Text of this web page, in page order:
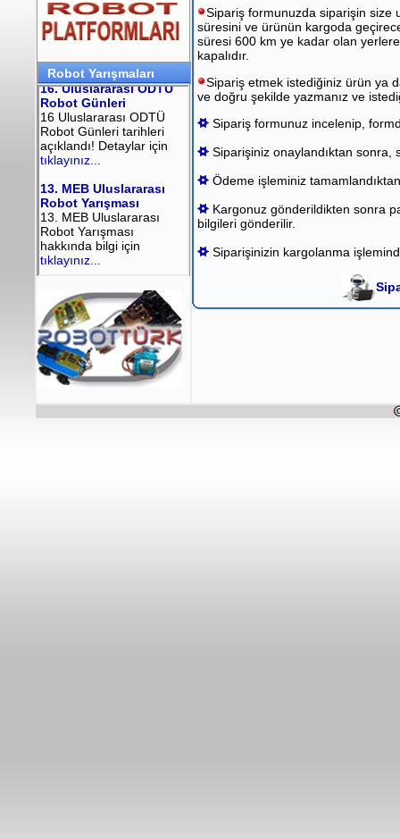
Robot Yarışmaları
Sipariş formunuzda siparişin size
süresini ve ürünün kargoda
süresi 600 km ye kadar olan
kapalıdır.
Sipariş etmek istediğiniz ürün ya
ve doğru şekilde yazmanız ve
Sipariş formunuz incelenip,
Siparişiniz onaylandıktan sonra,
Ödeme işleminiz
Kargonuz gönderildikten sonra
bilgileri gönderilir.
Siparişinizin kargolanma